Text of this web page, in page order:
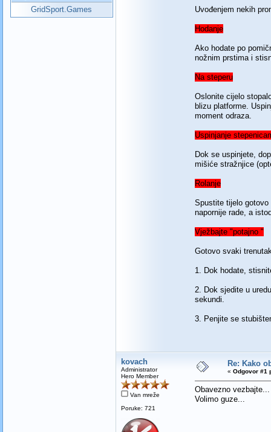
GridSport.Games
Uvođenjem nekih
Hodanje
Ako hodate po
nožnim prstima i
Na steperu
Oslonite cijelo
blizu platforme.
moment odraza.
Uspinjanje
Dok se uspinjete,
mišiće stražnjice
Rolanje
Spustite tijelo
napornije rade, a
Vježbajte "potajno "
Gotovo svaki
1. Dok hodate,
2. Dok sjedite u
sekundi.
3. Penjite se
kovach
Administrator
Hero Member
Van mreže
Poruke: 721
Re: Kako
« Odgovor #1
Obavezno vezbajte...
Volimo guze...